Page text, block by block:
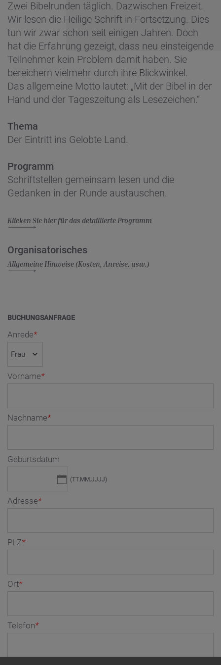
Zwei Bibelrunden täglich. Dazwischen Freizeit.
Wir lesen die Heilige Schrift in Fortsetzung. Dies
tun wir zwar schon seit einigen Jahren. Doch
hat die Erfahrung gezeigt, dass neu einsteigende
Teilnehmer kein Problem damit haben. Sie
bereichern vielmehr durch ihre Blickwinkel.
Das allgemeine Motto lautet: „Mit der Bibel in der
Hand und der Tageszeitung als Lesezeichen.“
Thema
Der Eintritt ins Gelobte Land.
Programm
Schriftstellen gemeinsam lesen und die
Gedanken in der Runde austauschen.
Klicken Sie hier für das detaillierte Programm
Organisatorisches
Allgemeine Hinweise (Kosten, Anreise, usw.)
BUCHUNGSANFRAGE
Anrede*
Vorname*
Nachname*
Geburtsdatum
(TT.MM.JJJJ)
Adresse*
PLZ*
Ort*
Telefon*